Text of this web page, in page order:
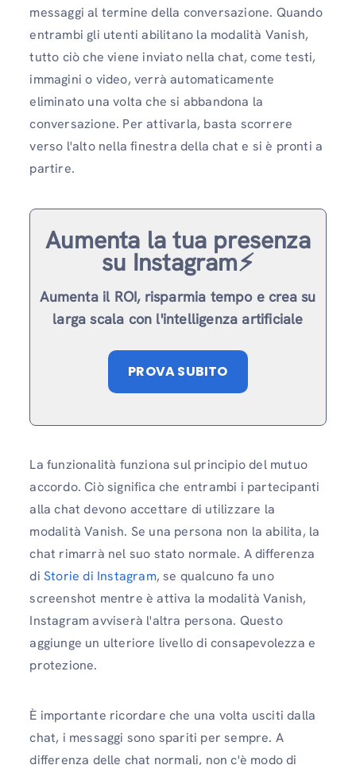
messaggi al termine della conversazione. Quando
entrambi gli utenti abilitano la modalità Vanish,
tutto ciò che viene inviato nella chat, come testi,
immagini o video, verrà automaticamente
eliminato una volta che si abbandona la
conversazione. Per attivarla, basta scorrere
verso l'alto nella finestra della chat e si è pronti a
partire.
Aumenta la tua presenza
su Instagram⚡️
Aumenta il ROI, risparmia tempo e crea su
larga scala con l'intelligenza artificiale
PROVA SUBITO
La funzionalità funziona sul principio del mutuo
accordo. Ciò significa che entrambi i partecipanti
alla chat devono accettare di utilizzare la
modalità Vanish. Se una persona non la abilita, la
chat rimarrà nel suo stato normale. A differenza
di Storie di Instagram, se qualcuno fa uno
screenshot mentre è attiva la modalità Vanish,
Instagram avviserà l'altra persona. Questo
aggiunge un ulteriore livello di consapevolezza e
protezione.
È importante ricordare che una volta usciti dalla
chat, i messaggi sono spariti per sempre. A
differenza delle chat normali, non c'è modo di